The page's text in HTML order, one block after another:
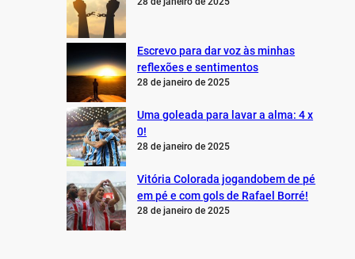
Escrevo para dar voz às minhas
reflexões e sentimentos
28 de janeiro de 2025
Uma goleada para lavar a alma: 4 x
0!
28 de janeiro de 2025
Vitória Colorada jogandobem de pé
em pé e com gols de Rafael Borré!
28 de janeiro de 2025